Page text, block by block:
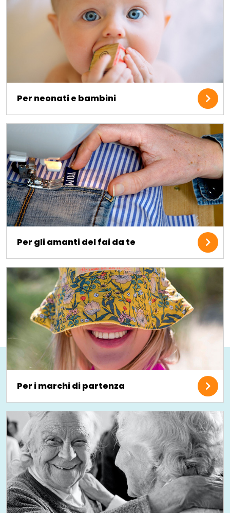
Per neonati e bambini
Per gli amanti del fai da te
Per i marchi di partenza